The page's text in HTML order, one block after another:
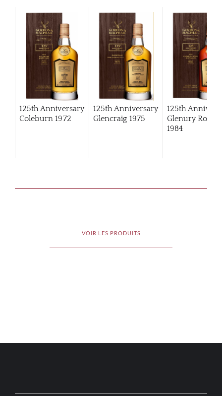
125th Anniversary
Coleburn 1972
125th Anniversary
Glencraig 1975
125th
Glenury Royal
1984
VOIR LES PRODUITS